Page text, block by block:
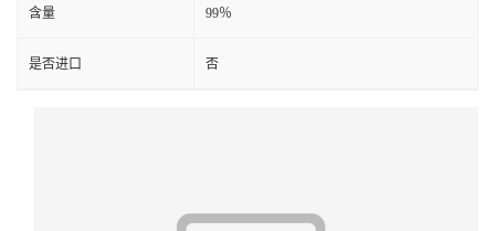
含量 99％
是否进口 否